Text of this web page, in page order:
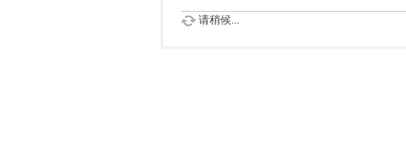
请稍候...